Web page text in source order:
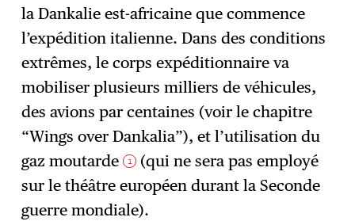
la Dankalie est-africaine que commence
l’expédition italienne. Dans des conditions
extrêmes, le corps expéditionnaire va
mobiliser plusieurs milliers de véhicules,
des avions par centaines (voir le chapitre
“Wings over Dankalia”), et l’utilisation du
gaz moutarde 1
(qui ne sera pas employé
sur le théâtre européen durant la Seconde
guerre mondiale).